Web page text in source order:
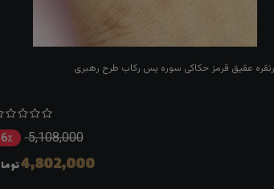
عقیق قرمز حکاکی سوره یس رکاب طرح رهبری
5,108,000 6٪
4,802,000